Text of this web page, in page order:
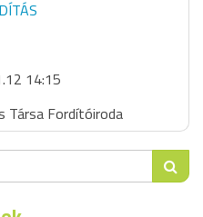
14:15
Társa Fordítóiroda